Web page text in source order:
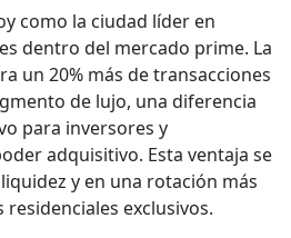
como la ciudad líder en
dentro del mercado prime. La
un 20% más de transacciones
de lujo, una diferencia
para inversores y
adquisitivo. Esta ventaja se
y en una rotación más
exclusivos.